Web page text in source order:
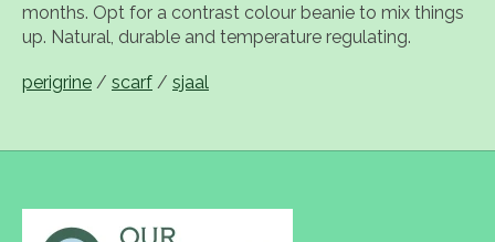
months. Opt for a contrast colour beanie to mix things
up. Natural, durable and temperature regulating.
perigrine / scarf / sjaal